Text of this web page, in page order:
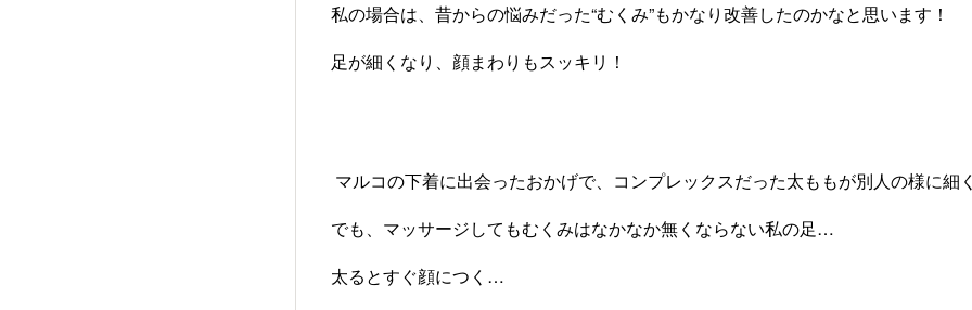
私の場合は、昔からの悩みだった“むくみ”もかなり改善したのかなと思います！
足が細くなり、顔まわりもスッキリ！
マルコの下着に出会ったおかげで、コンプレックスだった太ももが別人の様に細
でも、マッサージしてもむくみはなかなか無くならない私の足…
太るとすぐ顔につく…